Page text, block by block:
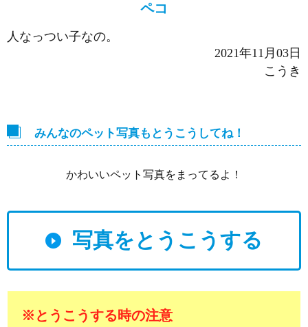
ペコ
人なっつい子なの。
2021年11月03日
こうき
みんなのペット写真もとうこうしてね！
かわいいペット写真をまってるよ！
写真をとうこうする
※とうこうする時の注意